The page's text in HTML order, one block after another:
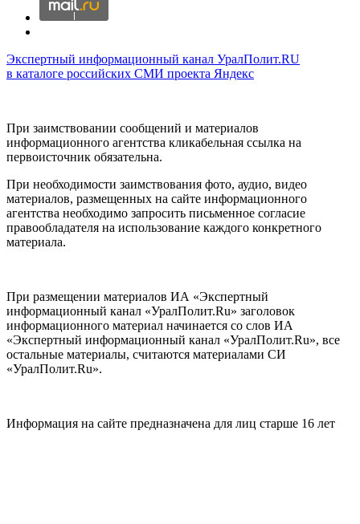
Экспертный информационный канал УралПолит.RU
в каталоге российских СМИ проекта Яндекс
При заимствовании сообщений и материалов
информационного агентства кликабельная ссылка на
первоисточник обязательна.
При необходимости заимствования фото, аудио, видео
материалов, размещенных на сайте информационного
агентства необходимо запросить письменное согласие
правообладателя на использование каждого конкретного
материала.
При размещении материалов ИА «Экспертный
информационный канал «УралПолит.Ru» заголовок
информационного материал начинается со слов ИА
«Экспертный информационный канал «УралПолит.Ru», все
остальные материалы, считаются материалами СИ
«УралПолит.Ru».
Информация на сайте предназначена для лиц старше 16 лет